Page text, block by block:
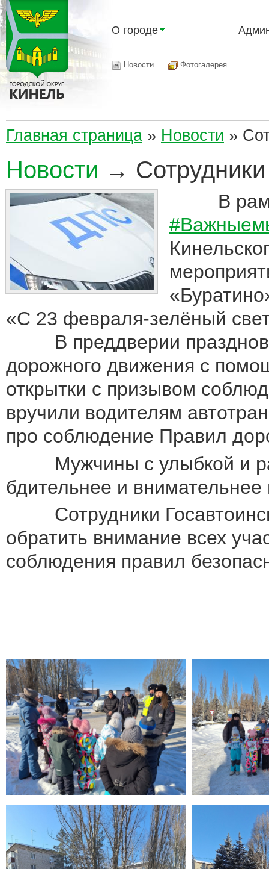
О городе
Новости Фотогалерея
Главная страница » Новости »
Новости →
В
«С 23 февраля-зелёный
В преддверии
дорожного движения с
открытки с призывом
вручили водителям
про соблюдение Правил
Мужчины с улыбкой и
бдительнее и внимательнее
Сотрудники
обратить внимание всех
соблюдения правил